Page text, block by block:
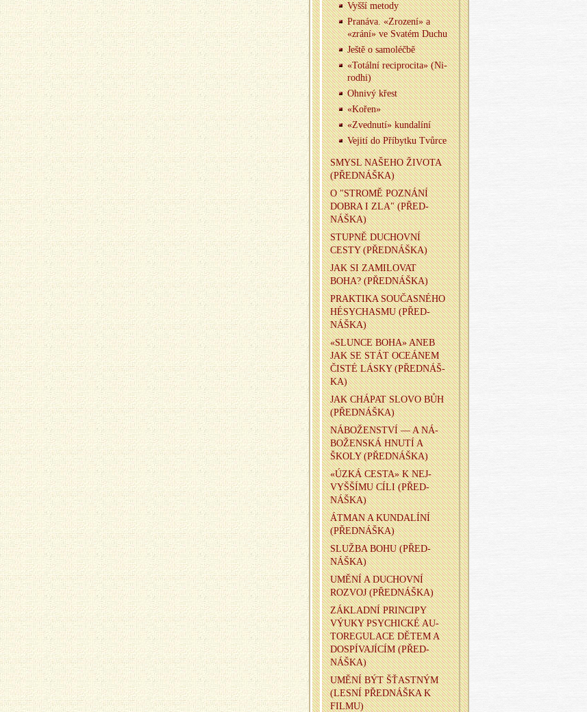
Vyšší me­to­dy
Pra­ná­va. «Zro­ze­ní» a
«zrání» ve Sva­tém Duchu
Ještě o sa­mo­léč­bě
«To­tál­ní re­ci­pro­ci­ta» (Ni­
rod­hi)
Oh­ni­vý křest
«Kořen»
«Zved­nu­tí» kun­da­lí­ní
Ve­ji­tí do Pří­byt­ku Tvůr­ce
SMYSL NA­ŠE­HO ŽI­VO­TA
(PŘED­NÁŠ­KA)
O "STRO­MĚ PO­ZNÁ­NÍ
DOBRA I ZLA" (PŘED­
NÁŠ­KA)
STUP­NĚ DU­CHOV­NÍ
CESTY (PŘED­NÁŠ­KA)
JAK SI ZA­MI­LO­VAT
BOHA? (PŘED­NÁŠ­KA)
PRAK­TI­KA SOU­ČAS­NÉ­HO
HÉSY­CHAS­MU (PŘED­
NÁŠ­KA)
«SLUN­CE BOHA» ANEB
JAK SE STÁT OCE­Á­NEM
ČISTÉ LÁSKY (PŘED­NÁŠ­
KA)
JAK CHÁ­PAT SLOVO BŮH
(PŘED­NÁŠ­KA)
NÁ­BO­ŽEN­STVÍ — A NÁ­
BO­ŽEN­SKÁ HNUTÍ A
ŠKOLY (PŘED­NÁŠ­KA)
«ÚZKÁ CESTA» K NEJ­
VYŠ­ŠÍ­MU CÍLI (PŘED­
NÁŠ­KA)
ÁTMAN A KUN­DA­LÍ­NÍ
(PŘED­NÁŠ­KA)
SLUŽ­BA BOHU (PŘED­
NÁŠ­KA)
UMĚNÍ A DU­CHOV­NÍ
ROZ­VOJ (PŘED­NÁŠ­KA)
ZÁ­KLAD­NÍ PRIN­CI­PY
VÝUKY PSY­CHIC­KÉ AU­
TO­RE­GU­LA­CE DĚTEM A
DO­SPÍ­VA­JÍ­CÍM (PŘED­
NÁŠ­KA)
UMĚNÍ BÝT ŠŤAST­NÝM
(LESNÍ PŘED­NÁŠ­KA K
FILMU)